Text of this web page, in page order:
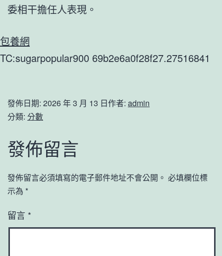
委相干擔任人表現。
包養網
TC:sugarpopular900 69b2e6a0f28f27.27516841
發佈日期: 2026 年 3 月 13 日作者: admin
分類: 分數
發佈留言
發佈留言必須填寫的電子郵件地址不會公開。 必填欄位標
示為 *
留言 *